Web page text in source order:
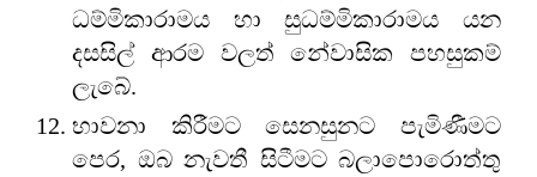
ධම්මිකාරාමය හා සුධම්මිකාරාමය යන
දසසිල් ආරම වලත් නේවාසික පහසුකම්
ලැබේ.
භාවනා කිරීමට සෙනසුනට පැමිණීමට
පෙර, ඔබ නැවතී සිටීමට බලාපොරොත්තු